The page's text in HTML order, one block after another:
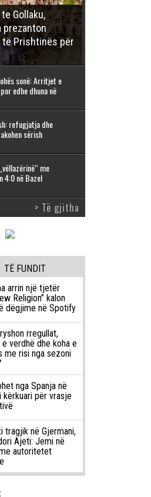
Gollaku,
prezanton
Prishtinës për
sonë: Arritjet e
edhe dhuna në
refugjatja dhe
sërish
me
4:0 në Bazel
> Të gjitha
TË FUNDIT
arrin një tjetër
Religion” kalon
dëgjime në Spotify
rregullat,
verdhë dhe koha e
me risi nga sezoni
nga Spanja në
kërkuari për vrasje
tragjik në Gjermani,
Ajeti: Jemi në
autoritetet